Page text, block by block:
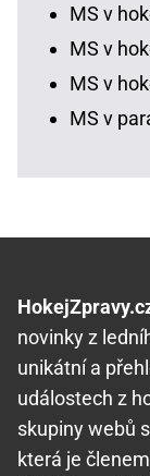
MS v
MS v
MS v
MS v
novinky z
unikátní a
událostech z
skupiny webů
která je členem